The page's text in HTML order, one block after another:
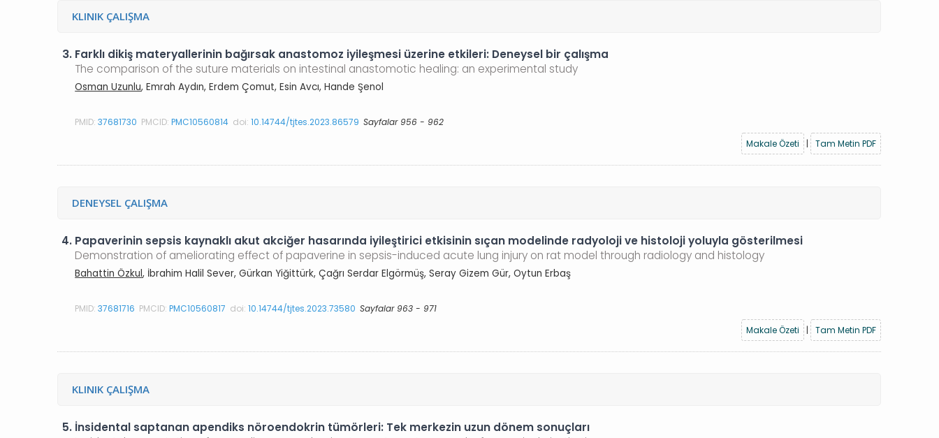
KLINIK ÇALIŞMA
3. Farklı dikiş materyallerinin bağırsak anastomoz iyileşmesi üzerine etkileri: Deneysel bir çalışma
The comparison of the suture materials on intestinal anastomotic healing: an experimental study
Osman Uzunlu, Emrah Aydın, Erdem Çomut, Esin Avcı, Hande Şenol
PMID:37681730 PMCID:PMC10560814 doi:10.14744/tjtes.2023.86579 Sayfalar 956 - 962
Makale Özeti
| Tam Metin PDF
DENEYSEL ÇALIŞMA
4. Papaverinin sepsis kaynaklı akut akciğer hasarında iyileştirici etkisinin sıçan modelinde radyoloji ve histoloji yoluyla gösterilmesi
Demonstration of ameliorating effect of papaverine in sepsis-induced acute lung injury on rat model through radiology and histology
Bahattin Özkul, İbrahim Halil Sever, Gürkan Yiğittürk, Çağrı Serdar Elgörmüş, Seray Gizem Gür, Oytun Erbaş
PMID:37681716 PMCID:PMC10560817 doi:10.14744/tjtes.2023.73580 Sayfalar 963 - 971
Makale Özeti
| Tam Metin PDF
KLINIK ÇALIŞMA
5. İnsidental saptanan apendiks nöroendokrin tümörleri: Tek merkezin uzun dönem sonuçları